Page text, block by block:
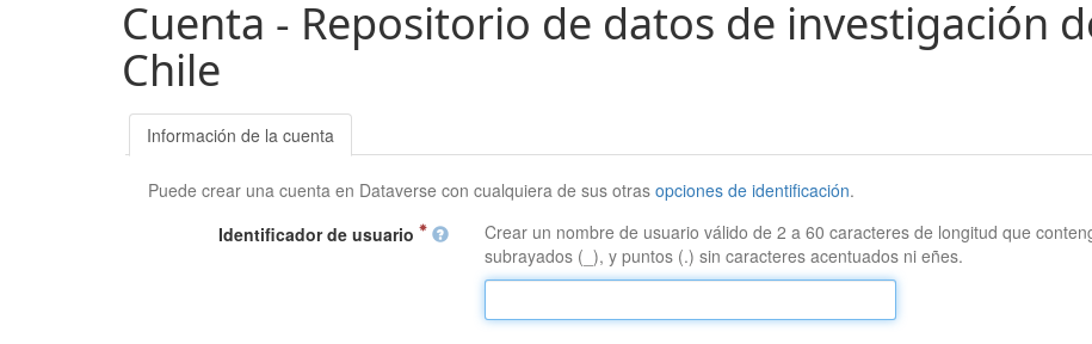
Cuenta - Repositorio de datos de investigación
Chile
Información de la cuenta
Puede crear una cuenta en Dataverse con cualquiera de sus otrasopciones de identificación.
Identificador de usuario
Crear un nombre de usuario válido de 2 a 60 caracteres de longitud que
subrayados (_), y puntos (.) sin caracteres acentuados ni eñes.